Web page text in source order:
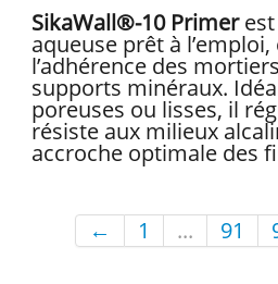
SikaWall®-10 Primerest
aqueuse prêt à
l’adhérence des
supports minéraux.
poreuses ou lisses, il
résiste aux milieux
accroche optimale des
← 1 ... 91